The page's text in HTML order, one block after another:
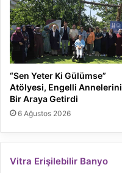
“Sen Yeter Ki Gülümse”
Atölyesi, Engelli Annelerini
Bir Araya Getirdi
6 Ağustos 2026
Vitra Erişilebilir Banyo